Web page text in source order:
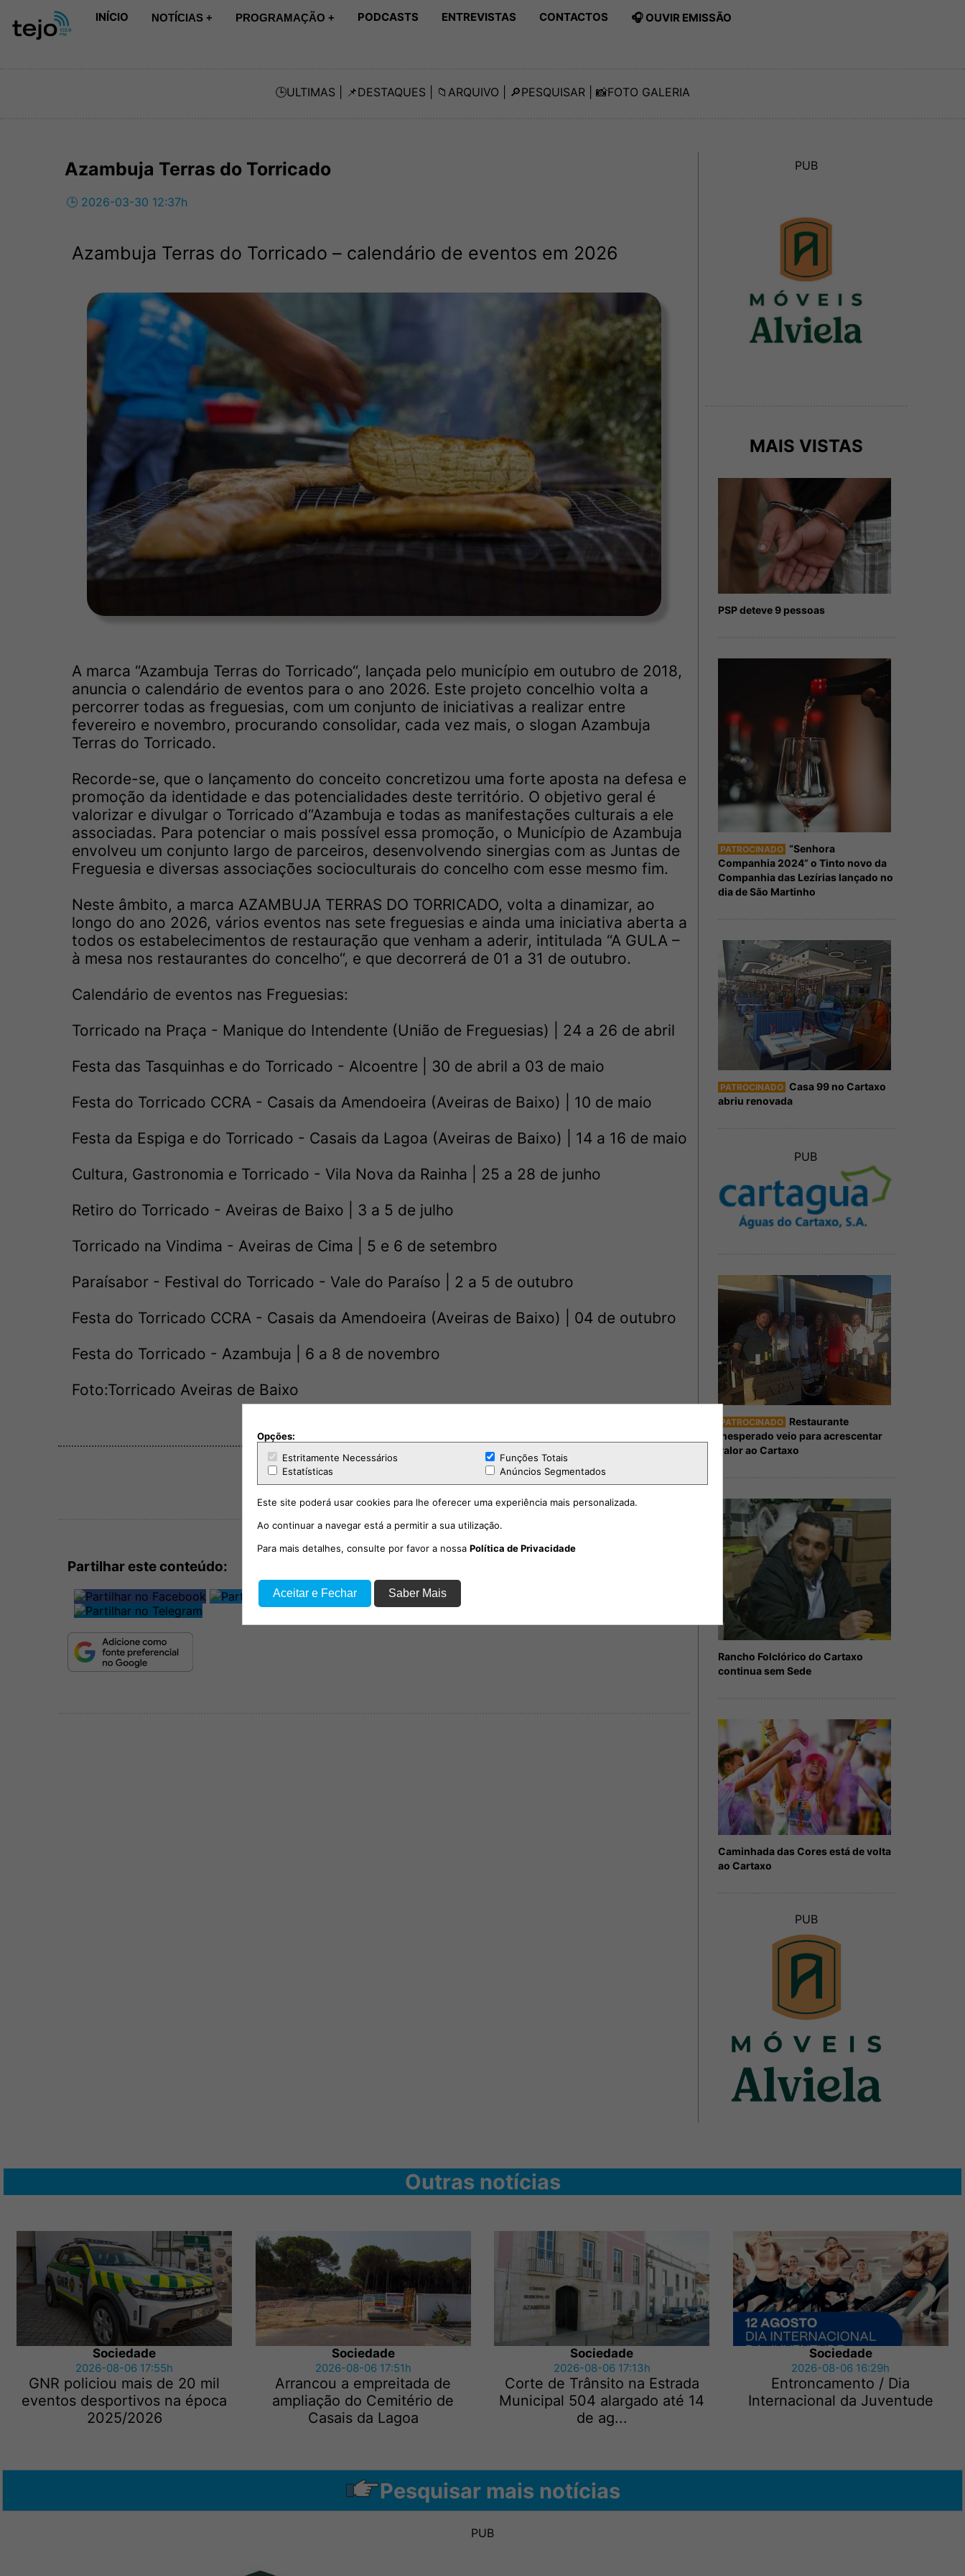
INÍCIO NOTÍCIAS + PROGRAMAÇÃO + PODCASTS ENTREVISTAS CONTACTOS 🎧 OUVIR EMISSÃO
🕒ULTIMAS | 📌DESTAQUES | 📁 ARQUIVO | 🔎PESQUISAR | 📸FOTO GALERIA
Azambuja Terras do Torricado
🕒 2026-03-30 12:37h
Azambuja Terras do Torricado – calendário de eventos em 2026
A marca “Azambuja Terras do Torricado“, lançada pelo município em outubro de 2018,
anuncia o calendário de eventos para o ano 2026. Este projeto concelhio volta a
percorrer todas as freguesias, com um conjunto de iniciativas a realizar entre
fevereiro e novembro, procurando consolidar, cada vez mais, o slogan Azambuja
Terras do Torricado.
Recorde-se, que o lançamento do conceito concretizou uma forte aposta na defesa e
promoção da identidade e das potencialidades deste território. O objetivo geral é
valorizar e divulgar o Torricado d“Azambuja e todas as manifestações culturais a ele
associadas. Para potenciar o mais possível essa promoção, o Município de Azambuja
envolveu um conjunto largo de parceiros, desenvolvendo sinergias com as Juntas de
Freguesia e diversas associações socioculturais do concelho com esse mesmo fim.
Neste âmbito, a marca AZAMBUJA TERRAS DO TORRICADO, volta a dinamizar, ao
longo do ano 2026, vários eventos nas sete freguesias e ainda uma iniciativa aberta a
todos os estabelecimentos de restauração que venham a aderir, intitulada “A GULA –
à mesa nos restaurantes do concelho“, e que decorrerá de 01 a 31 de outubro.
Calendário de eventos nas Freguesias:
Torricado na Praça - Manique do Intendente (União de Freguesias) | 24 a 26 de abril
Festa das Tasquinhas e do Torricado - Alcoentre | 30 de abril a 03 de maio
Festa do Torricado CCRA - Casais da Amendoeira (Aveiras de Baixo) | 10 de maio
Festa da Espiga e do Torricado - Casais da Lagoa (Aveiras de Baixo) | 14 a 16 de maio
Cultura, Gastronomia e Torricado - Vila Nova da Rainha | 25 a 28 de junho
Retiro do Torricado - Aveiras de Baixo | 3 a 5 de julho
Torricado na Vindima - Aveiras de Cima | 5 e 6 de setembro
Paraísabor - Festival do Torricado - Vale do Paraíso | 2 a 5 de outubro
Festa do Torricado CCRA - Casais da Amendoeira (Aveiras de Baixo) | 04 de outubro
Festa do Torricado - Azambuja | 6 a 8 de novembro
Foto:Torricado Aveiras de Baixo
Partilhar este conteúdo:
PUB
MAIS VISTAS
PSP deteve 9 pessoas
PATROCINADO “Senhora
Companhia 2024” o Tinto novo da
Companhia das Lezírias lançado no
dia de São Martinho
PATROCINADO Casa 99 no Cartaxo
abriu renovada
PUB
PATROCINADO Restaurante
Inesperado veio para acrescentar
valor ao Cartaxo
Rancho Folclórico do Cartaxo
continua sem Sede
Caminhada das Cores está de volta
ao Cartaxo
PUB
Outras notícias
Sociedade
2026-08-06 17:55h
GNR policiou mais de 20 mil
eventos desportivos na época
2025/2026
Sociedade
2026-08-06 17:51h
Arrancou a empreitada de
ampliação do Cemitério de
Casais da Lagoa
Sociedade
2026-08-06 17:13h
Corte de Trânsito na Estrada
Municipal 504 alargado até 14
de ag...
Sociedade
2026-08-06 16:29h
Entroncamento / Dia
Internacional da Juventude
Pesquisar mais notícias
PUB
Opções:
Estritamente Necessários
Funções Totais
Estatísticas
Anúncios Segmentados
Este site poderá usar cookies para lhe oferecer uma experiência mais personalizada.
Ao continuar a navegar está a permitir a sua utilização.
Para mais detalhes, consulte por favor a nossa Política de Privacidade
Aceitar e Fechar Saber Mais